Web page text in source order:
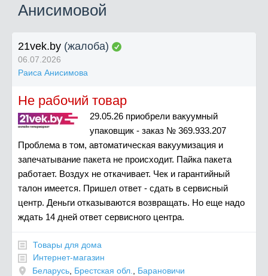
Анисимовой
21vek.by (жалоба)
06.07.2026
Раиса Анисимова
Не рабочий товар
29.05.26 приобрели вакуумный
упаковщик - заказ № 369.933.207
Проблема в том, автоматическая вакуумизация и
запечатывание пакета не происходит. Пайка пакета
работает. Воздух не откачивает. Чек и гарантийный
талон имеется. Пришел ответ - сдать в сервисный
центр. Деньги отказываются возвращать. Но еще надо
ждать 14 дней ответ сервисного центра.
Товары для дома
Интернет-магазин
Беларусь Брестская обл. Барановичи